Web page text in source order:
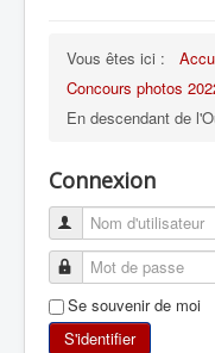
TOUT SUR LE
ALPINISME
SKI DE
RANDONNÉE
Vous êtes ici :
Concours photos
En descendant de
Connexion
Se souvenir de moi
S'identifier